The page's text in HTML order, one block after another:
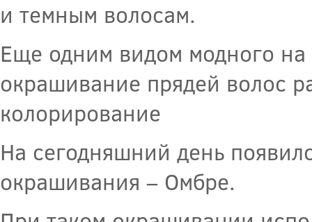
и темным волосам.
Еще одним видом модного на
окрашивание прядей волос
колорирование
На сегодняшний день
окрашивания – Омбре.